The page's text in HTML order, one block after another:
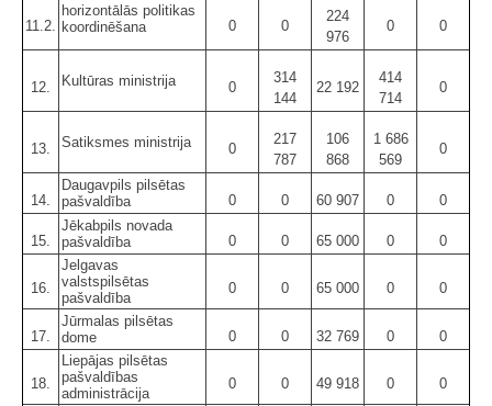
11.2.
horizontālās politikas
koordinēšana
0 0
224
976
0 0
12. Kultūras ministrija 0
314
144
22 192
414
714
0
13. Satiksmes ministrija 0
217
787
106
868
1 686
569
0
14.
Daugavpils pilsētas
pašvaldība
0 0 60 907 0 0
15.
Jēkabpils novada
pašvaldība
0 0 65 000 0 0
16.
Jelgavas
valstspilsētas
pašvaldība
0 0 65 000 0 0
17.
Jūrmalas pilsētas
dome
0 0 32 769 0 0
18.
Liepājas pilsētas
pašvaldības
administrācija
0 0 49 918 0 0